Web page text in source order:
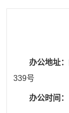
办公地址：
339号
办公时间：